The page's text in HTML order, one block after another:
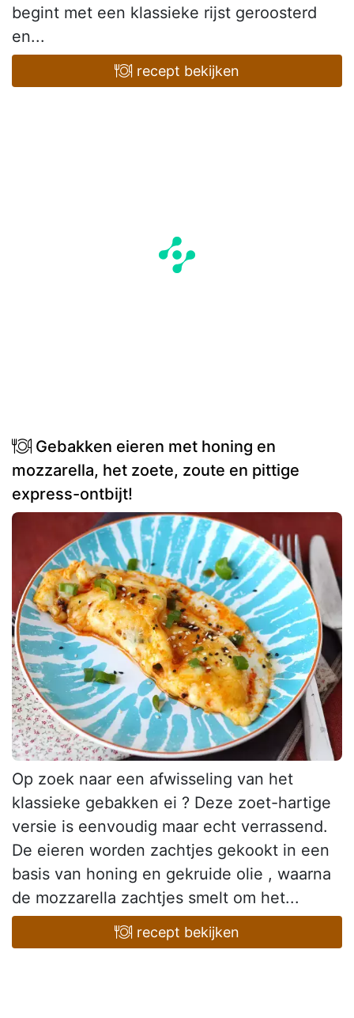
begint met een klassieke rijst geroosterd
en...
recept bekijken
Gebakken eieren met honing en
mozzarella, het zoete, zoute en pittige
express-ontbijt!
Op zoek naar een afwisseling van het
klassieke gebakken ei ? Deze zoet-hartige
versie is eenvoudig maar echt verrassend.
De eieren worden zachtjes gekookt in een
basis van honing en gekruide olie , waarna
de mozzarella zachtjes smelt om het...
recept bekijken